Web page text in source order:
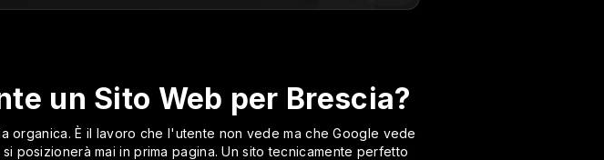
un Sito Web per Brescia?
organica. È il lavoro che l'utente non vede ma che Google vede
posizionerà mai in prima pagina. Un sito tecnicamente perfetto